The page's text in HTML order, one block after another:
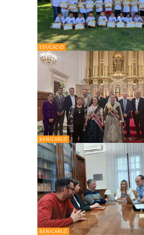
EDUCACIÓ
BENICARLÓ
BENICARLÓ